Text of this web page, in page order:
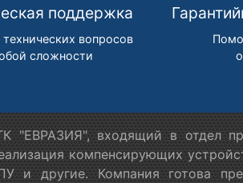
поддержка
вопросов
сложности
входящий в отдел
компенсирующих
и другие. Компания готова